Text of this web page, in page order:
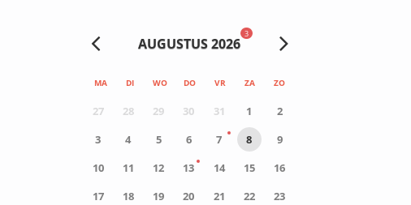
AUGUSTUS 2026
3
MA DI WO DO VR ZA ZO
27 28 29 30 31 1
2
3
4 5 6 7 8
9
10
11 12 13 14 15
16
17
18 19 20 21 22
23